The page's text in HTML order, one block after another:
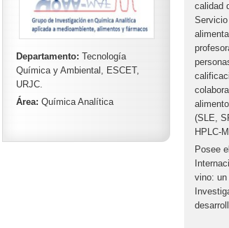
calidad
(SLE,
HPLC-
Posee
vino: un
Departamento: Tecnología
Química y Ambiental, ESCET,
URJC.
Área: Química Analítica